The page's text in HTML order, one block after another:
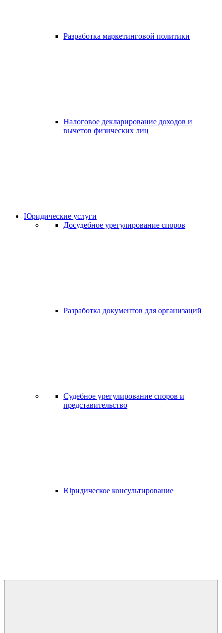
Разработка маркетинговой политики
Налоговое декларирование доходов и
вычетов физических лиц
Юридические услуги
Досудебное урегулирование споров
Разработка документов для организаций
Судебное урегулирование споров и
представительство
Юридическое консультирование